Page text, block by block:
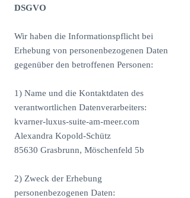
DSGVO
Wir haben die Informationspflicht bei
Erhebung von personenbezogenen Daten
gegenüber den betroffenen Personen:
1) Name und die Kontaktdaten des
verantwortlichen Datenverarbeiters:
kvarner-luxus-suite-am-meer.com
Alexandra Kopold-Schütz
85630 Grasbrunn, Möschenfeld 5b
2) Zweck der Erhebung
personenbezogenen Daten: